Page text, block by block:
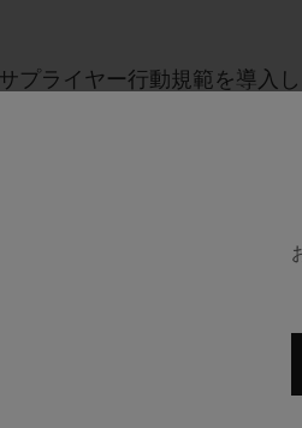
ライヤー行動規範を導入し
、遵守することを求めます
を定めるものです。これに
トとして、LVMHサプライ
ます。 当社は、新規サプ
ヤー行動規範に規定された